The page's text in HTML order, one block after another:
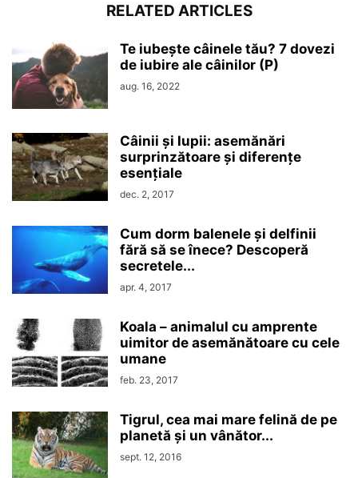
RELATED ARTICLES
Te iubește câinele tău? 7 dovezi
de iubire ale câinilor (P)
aug. 16, 2022
Câinii și lupii: asemănări
surprinzătoare și diferențe
esențiale
dec. 2, 2017
Cum dorm balenele și delfinii
fără să se înece? Descoperă
secretele...
apr. 4, 2017
Koala – animalul cu amprente
uimitor de asemănătoare cu cele
umane
feb. 23, 2017
Tigrul, cea mai mare felină de pe
planetă și un vânător...
sept. 12, 2016